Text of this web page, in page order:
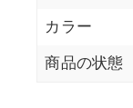
カラー
商品の状態